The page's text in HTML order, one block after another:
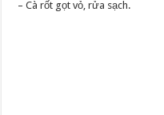
– Cà rốt gọt vỏ, rửa sạch.